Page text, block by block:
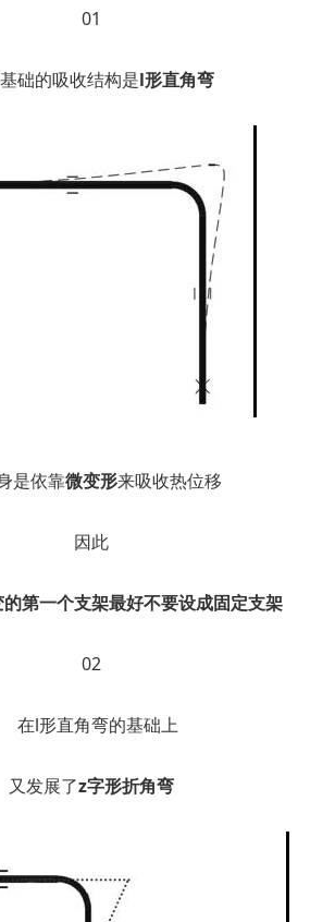
01
础的吸收结构是l形直角弯
是依靠微变形来吸收热位移
因此
第一个支架最好不要设成固定支架
02
在l形直角弯的基础上
又发展了z字形折角弯